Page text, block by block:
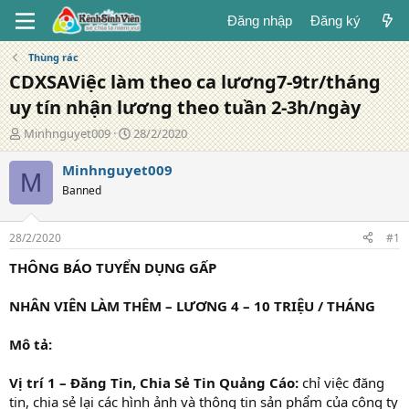
Đăng nhập Đăng ký
Thùng rác
CDXSAViệc làm theo ca lương7-9tr/tháng
uy tín nhận lương theo tuần 2-3h/ngày
T
á
c
g
ả
Minhnguyet009
N
g
à
g
28/2/2020
M Minhnguyet009
Banned
28/2/2020 #1
THÔNG BÁO TUYỂN DỤNG GẤP
NHÂN VIÊN LÀM THÊM – LƯƠNG 4 – 10 TRIỆU / THÁNG
Mô tả:
Vị trí 1 – Đăng Tin, Chia Sẻ Tin Quảng Cáo: chỉ việc đăng
tin, chia sẻ lại các hình ảnh và thông tin sản phẩm của công ty